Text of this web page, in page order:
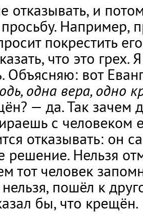
отказывать, и
просьбу. Например,
покрестить
что это грех.
Объясняю: вот
одна вера, одно
— да. Так зачем
с человеком
отказывать: он
решение. Нельзя
тот человек
нельзя, пошёл к
бы, что крещён.